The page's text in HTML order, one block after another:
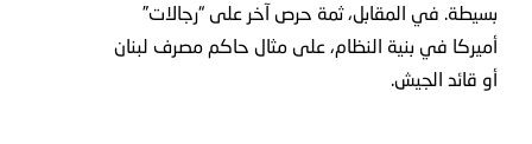
بسيطة. في المقابل، ثمة حرص آخر على “رجالات”
أميركا في بنية النظام، على مثال حاكم مصرف لبنان
أو قائد الجيش.